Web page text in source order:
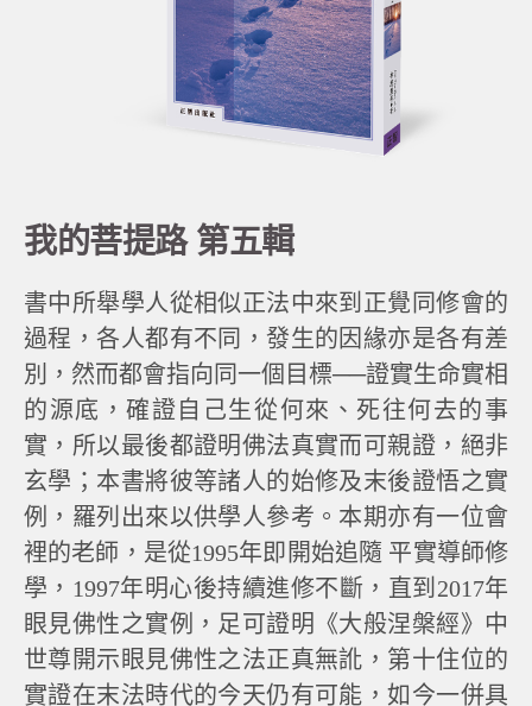
我的菩提路 第五輯
書中所舉學人從相似正法中來到正覺同修會的
過程，各人都有不同，發生的因緣亦是各有差
別，然而都會指向同一個目標──證實生命實相
的源底，確證自己生從何來、死往何去的事
實，所以最後都證明佛法真實而可親證，絕非
玄學；本書將彼等諸人的始修及末後證悟之實
例，羅列出來以供學人參考。本期亦有一位會
裡的老師，是從1995年即開始追隨 平實導師修
學，1997年明心後持續進修不斷，直到2017年
眼見佛性之實例，足可證明《大般涅槃經》中
世尊開示眼見佛性之法正真無訛，第十住位的
實證在末法時代的今天仍有可能，如今一併具